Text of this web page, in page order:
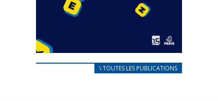
CARNET D’ACCUEIL\ TOUTES LES PUBLICATIONS